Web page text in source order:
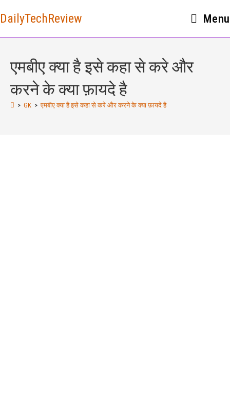
DailyTechReview Menu
एमबीए क्या है इसे कहा से करे और
करने के क्या फ़ायदे है
> GK > एमबीए क्या है इसे कहा से करे और करने के क्या फ़ायदे है